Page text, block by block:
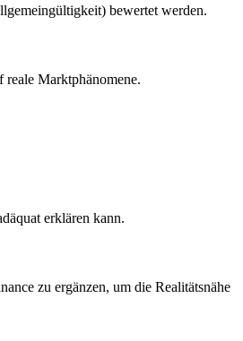
bewertet werden.
Marktphänomene.
erklären kann.
zu ergänzen, um die Realitätsnähe